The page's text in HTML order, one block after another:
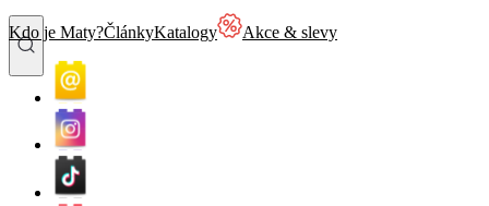
Kdo je Maty?ČlánkyKatalogy Akce & slevy